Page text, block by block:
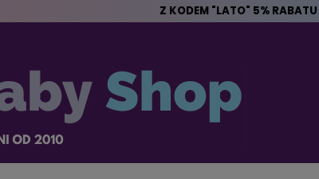
Z KODEM "LATO" 5% RABATU